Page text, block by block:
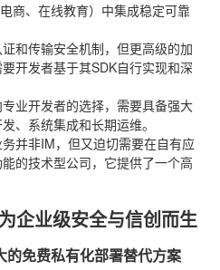
商、在线教育）中集成稳定可靠
和传输安全机制，但更高级的加
开发者基于其SDK自行实现和深
业开发者的选择，需要具备强大
、系统集成和长期运维。
并非IM，但又迫切需要在自有应
的技术型公司，它提供了一个高
企业级安全与信创而生
的免费私有化部署替代方案